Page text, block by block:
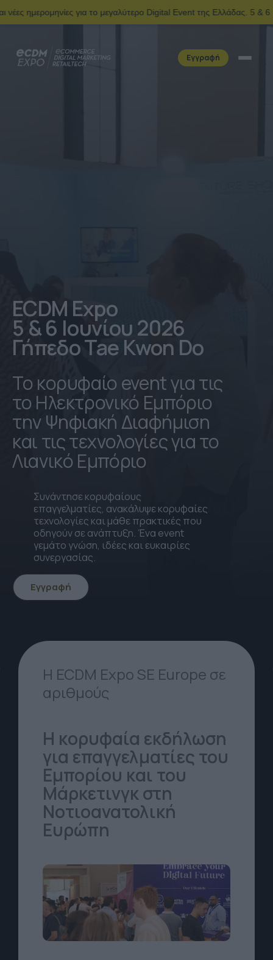
το μεγαλύτερο Digital Event της Ελλάδας. 5 & 6 Ιουνίου |
Εγγραφή
ECDM Expo
5 & 6 Ιουνίου 2026
Γήπεδο Tae Kwon Do
Το κορυφαίο event για τις
το Ηλεκτρονικό Εμπόριο
την Ψηφιακή Διαφήμιση
και τις τεχνολογίες για το
Λιανικό Εμπόριο
Συνάντησε κορυφαίους
επαγγελματίες, ανακάλυψε κορυφαίες
τεχνολογίες και μάθε πρακτικές που
οδηγούν σε ανάπτυξη. Ένα event
γεμάτο γνώση, ιδέες και ευκαιρίες
συνεργασίας.
Εγγραφή
Η ECDM Expo SE Europe σε
αριθμούς
Η κορυφαία εκδήλωση
για επαγγελματίες του
Εμπορίου και του
Μάρκετινγκ στη
Νοτιοανατολική
Ευρώπη